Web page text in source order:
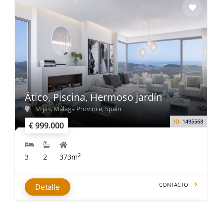
€ 999.000 ID: 1495568
Ático, Piscina, Hermoso jardín
Mijas, Málaga Province, Spain
3 2 373m2
Detalle CONTACTO